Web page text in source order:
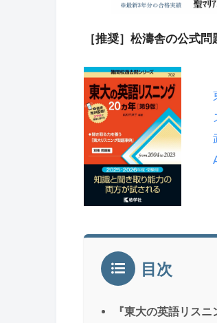
［推奨］松濤舎の公式問
目次
『東大の英語リス